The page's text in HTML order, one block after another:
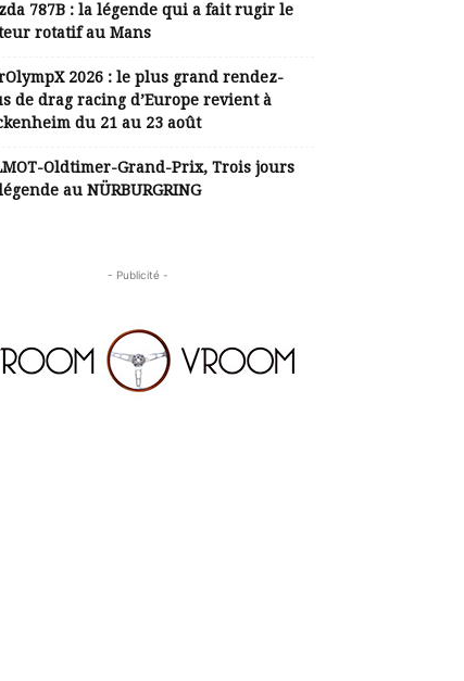
787B : la légende qui a fait rugir le
rotatif au Mans
2026 : le plus grand rendez-
de drag racing d’Europe revient à
du 21 au 23 août
Oldtimer-Grand-Prix, Trois jours
au NÜRBURGRING
- Publicité -